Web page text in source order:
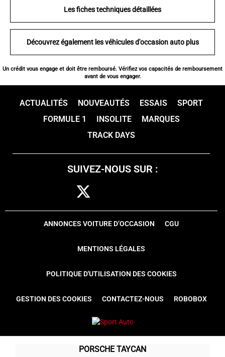
PORSCHE TAYCAN
Les fiches techniques détaillées
Découvrez également les véhicules d'occasion auto plus
Un crédit vous engage et doit être remboursé. Vérifiez vos capacités de remboursement
avant de vous engager.
ACTUALITÉS NOUVEAUTÉS ESSAIS
SPORT
FORMULE 1
INSOLITE
MARQUES
TRACK DAYS
SUIVEZ-NOUS SUR :
ANNONCES VOITURE D’OCCASION CGU
MENTIONS LÉGALES
POLITIQUE D'UTILISATION DES COOKIES
GESTION DES COOKIES CONTACTEZ-NOUS ROBOBOX